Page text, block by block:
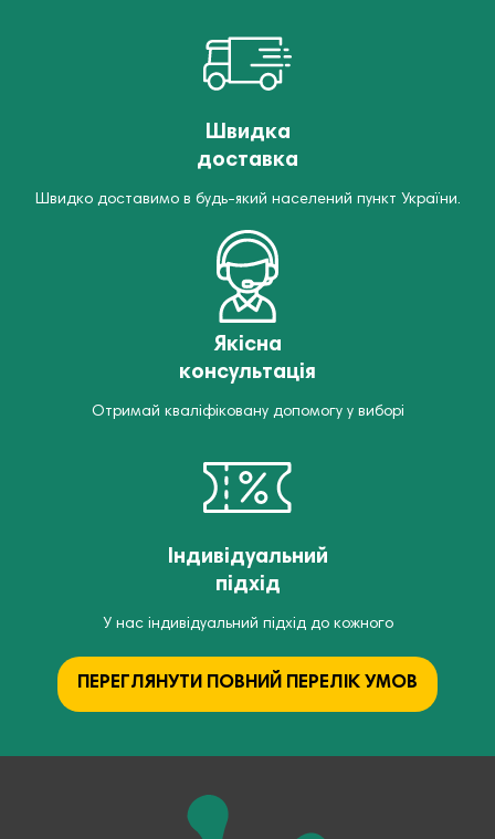
Швидка
доставка
Швидко доставимо в будь-який населений пункт України.
Якісна
консультація
Отримай кваліфіковану допомогу у виборі
Індивідуальний
підхід
У нас індивідуальний підхід до кожного
ПЕРЕГЛЯНУТИ ПОВНИЙ ПЕРЕЛІК УМОВ